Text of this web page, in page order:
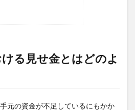
る見せ金とはどのよ
元の資金が不足しているにもかか